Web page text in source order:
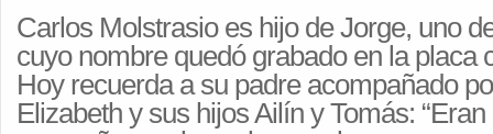
Carlos Molstrasio es hijo de Jorge, uno
cuyo nombre quedó grabado en la placa
Hoy recuerda a su padre acompañado
Elizabeth y sus hijos Ailín y Tomás: